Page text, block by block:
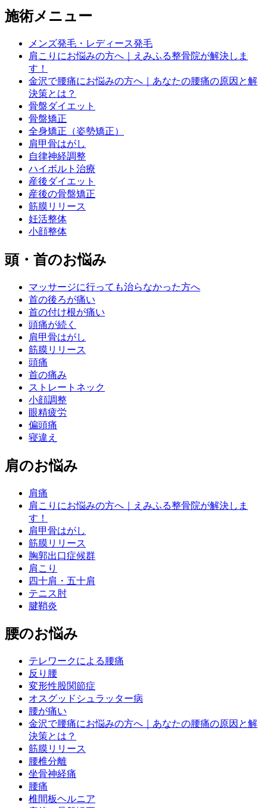
施術メニュー
メンズ発毛・レディース発毛
肩こりにお悩みの方へ｜えみふる整骨院が解決しま
す！
金沢で腰痛にお悩みの方へ｜あなたの腰痛の原因と解
決策とは？
骨盤ダイエット
骨盤矯正
全身矯正（姿勢矯正）
肩甲骨はがし
自律神経調整
ハイボルト治療
産後ダイエット
産後の骨盤矯正
筋膜リリース
妊活整体
小顔整体
頭・首のお悩み
マッサージに行っても治らなかった方へ
首の後ろが痛い
首の付け根が痛い
頭痛が続く
肩甲骨はがし
筋膜リリース
頭痛
首の痛み
ストレートネック
小顔調整
眼精疲労
偏頭痛
寝違え
肩のお悩み
肩痛
肩こりにお悩みの方へ｜えみふる整骨院が解決しま
す！
肩甲骨はがし
筋膜リリース
胸郭出口症候群
肩こり
四十肩・五十肩
テニス肘
腱鞘炎
腰のお悩み
テレワークによる腰痛
反り腰
変形性股関節症
オスグッドシュラッター病
腰が痛い
金沢で腰痛にお悩みの方へ｜あなたの腰痛の原因と解
決策とは？
筋膜リリース
腰椎分離
坐骨神経痛
腰痛
椎間板ヘルニア